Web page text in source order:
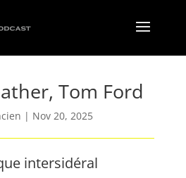
Tom Ford
| Nov 20, 2025
intersidéral